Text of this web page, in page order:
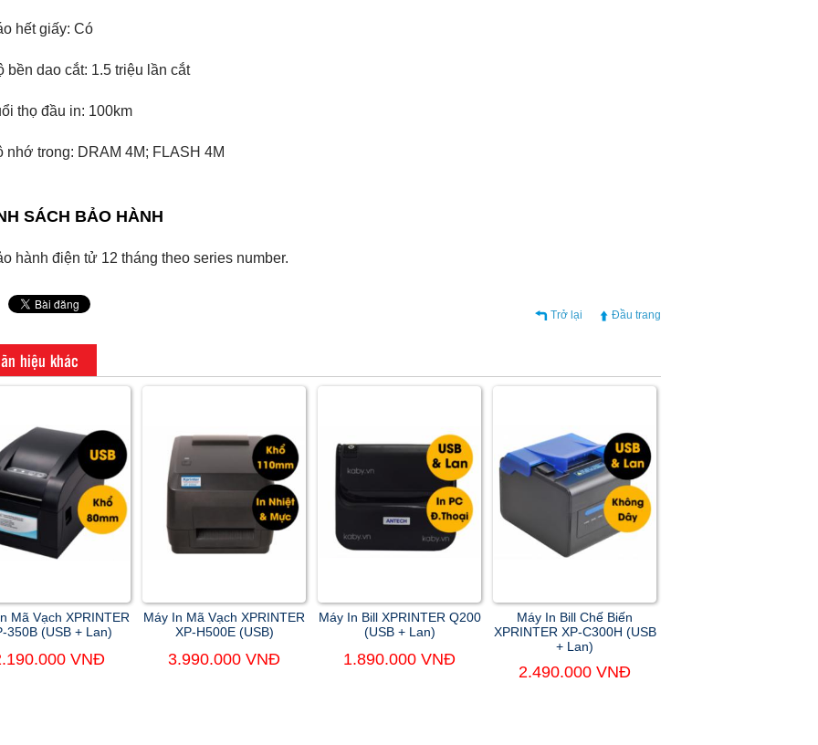
hết giấy: Có
bền dao cắt: 1.5 triệu lần cắt
thọ đầu in: 100km
nhớ trong: DRAM 4M; FLASH 4M
SÁCH BẢO HÀNH
hành điện tử 12 tháng theo series number.
Trở lại Đầu trang
hiệu khác
Mã Vạch XPRINTER
350B (USB + Lan)
VNĐ
Máy In Mã Vạch XPRINTER
XP-H500E (USB)
3.990.000 VNĐ
Máy In Bill XPRINTER Q200
(USB + Lan)
1.890.000 VNĐ
Máy In Bill Chế Biến
XPRINTER XP-C300H (USB
+ Lan)
2.490.000 VNĐ